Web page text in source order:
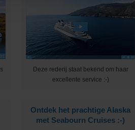
Deze rederij staat bekend om haar
excellente service :-)
Ontdek het prachtige Alaska
met Seabourn Cruises :-)